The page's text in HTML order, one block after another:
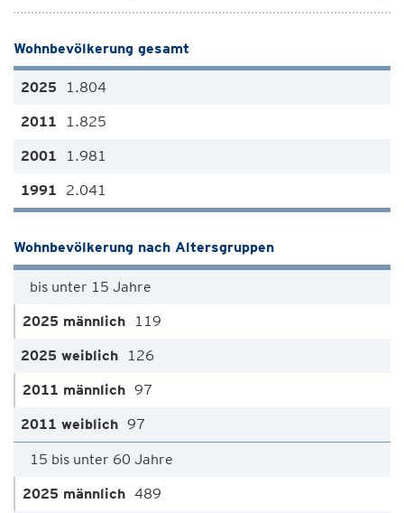
Wohnbevölkerung gesamt
1.804
1.825
1.981
2.041
Wohnbevölkerung nach Altersgruppen
bis unter 15 Jahre
119
126
97
97
15 bis unter 60 Jahre
489